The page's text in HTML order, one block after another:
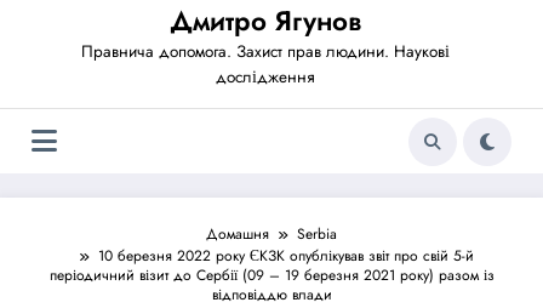
Дмитро Ягунов
Правнича допомога. Захист прав людини. Наукові
дослідження
Домашня
Serbia
10 березня 2022 року ЄКЗК опублікував звіт про свій 5-й
періодичний візит до Сербії (09 – 19 березня 2021 року) разом із
відповіддю влади